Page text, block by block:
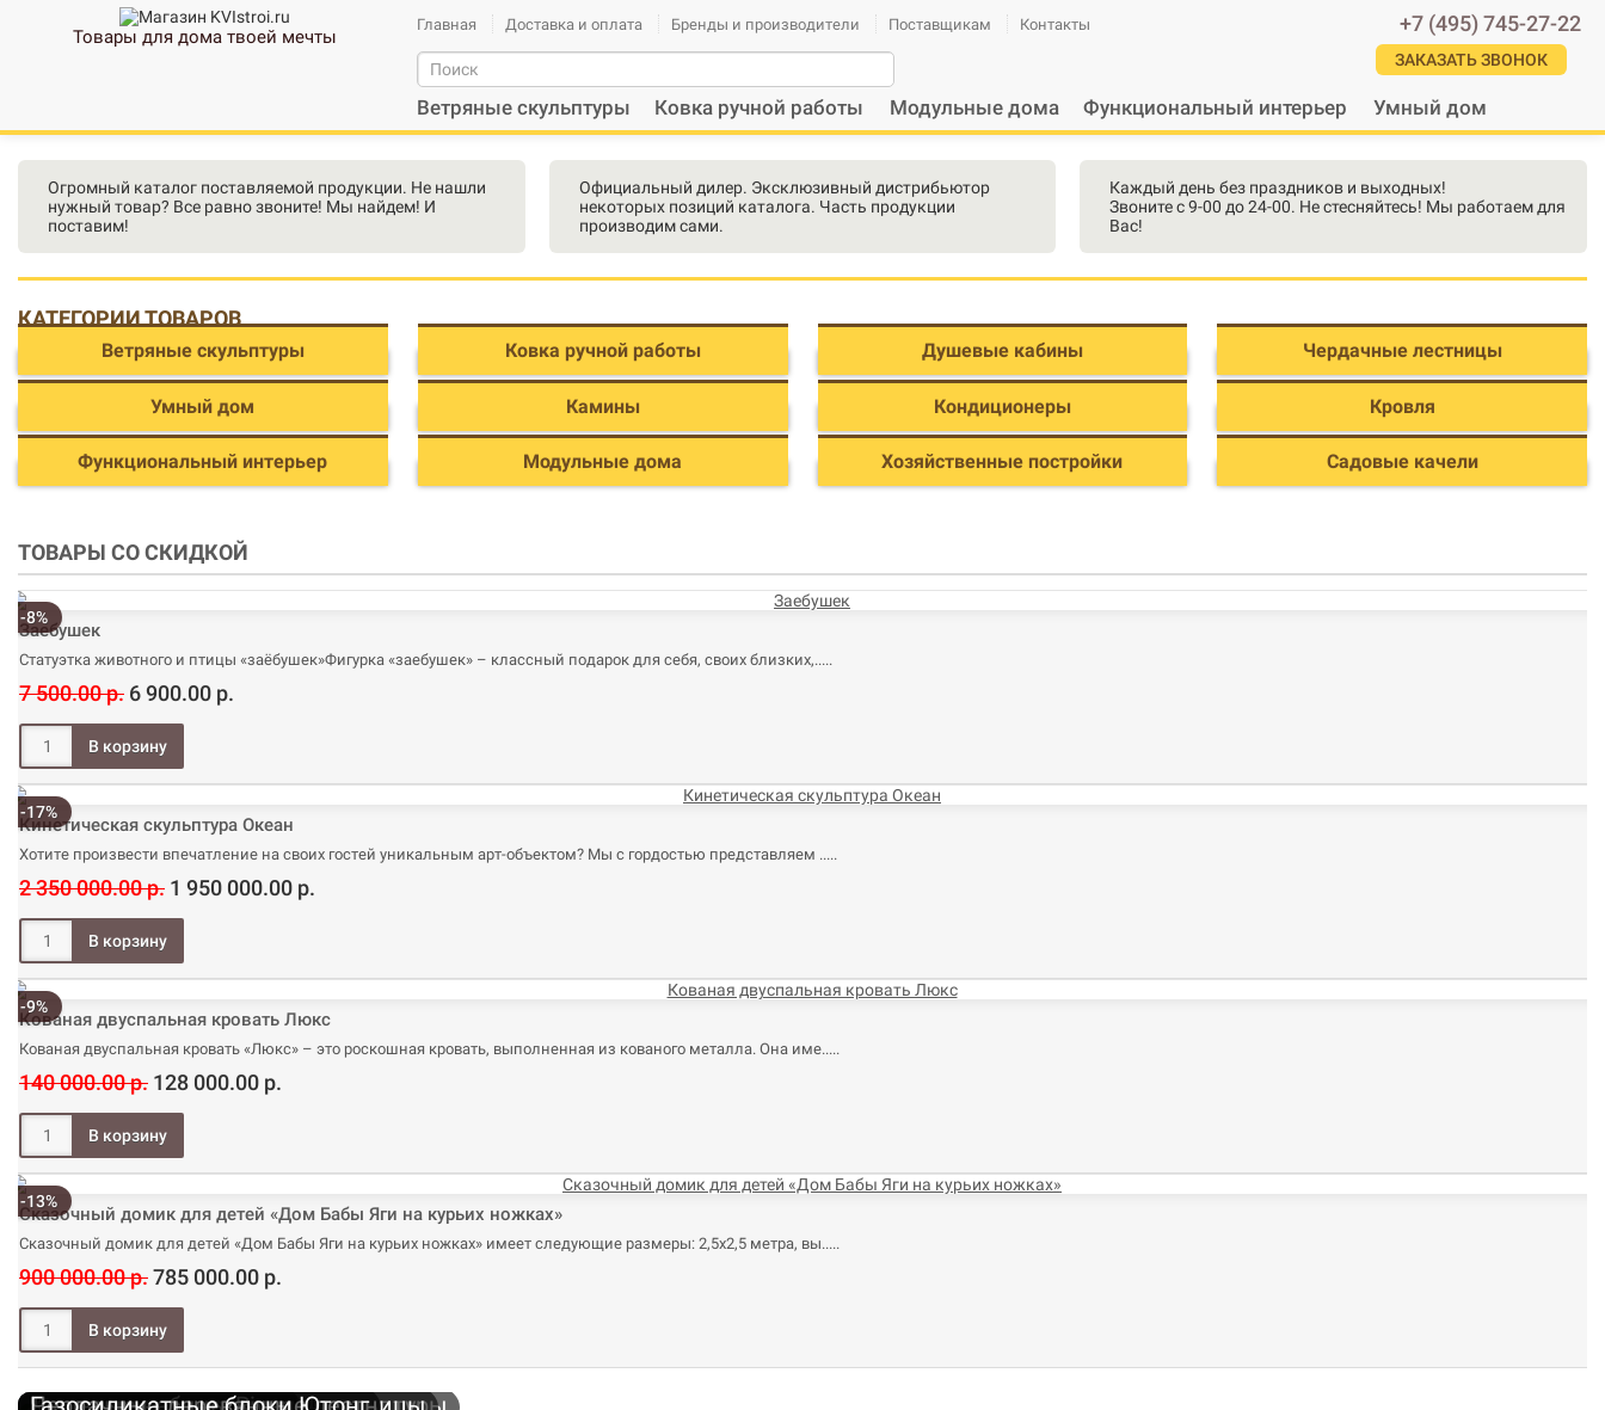
Товары для дома твоей мечты
+7 (495) 745-27-22
ЗАКАЗАТЬ ЗВОНОК
Главная Доставка и оплата Бренды и производители Поставщикам Контакты
Ветряные скульптуры Ковка ручной работы Модульные дома Функциональный интерьер Умный дом
Огромный каталог поставляемой продукции. Не нашли
нужный товар? Все равно звоните! Мы найдем! И
поставим!
Официальный дилер. Эксклюзивный дистрибьютор
некоторых позиций каталога. Часть продукции
производим сами.
Каждый день без праздников и выходных!
Звоните с 9-00 до 24-00. Не стесняйтесь! Мы работаем для
Вас!
КАТЕГОРИИ ТОВАРОВ
Ветряные скульптуры Ковка ручной работы Душевые кабины Чердачные лестницы
Умный дом Камины Кондиционеры Кровля
Функциональный интерьер Модульные дома Хозяйственные постройки Садовые качели
ТОВАРЫ СО СКИДКОЙ
-8%
Заебушек
Статуэтка животного и птицы «заëбушек»Фигурка «заебушек» – классный подарок для себя, своих близких,..
7 500.00 р. 6 900.00 р.
-17%
Кинетическая скульптура Океан
Хотите произвести впечатление на своих гостей уникальным арт-объектом? Мы с гордостью представляем ..
2 350 000.00 р. 1 950 000.00 р.
-9%
Кованая двуспальная кровать Люкс
Кованая двуспальная кровать «Люкс» – это роскошная кровать, выполненная из кованого металла. Она име..
140 000.00 р. 128 000.00 р.
-13%
Сказочный домик для детей «Дом Бабы Яги на курьих ножках»
Сказочный домик для детей «Дом Бабы Яги на курьих ножках» имеет следующие размеры: 2,5х2,5 метра, вы..
900 000.00 р.785 000.00 р.